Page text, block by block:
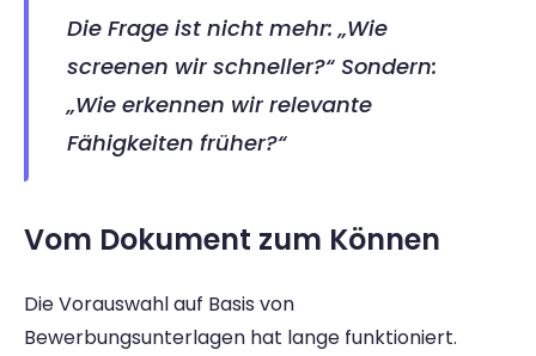
Die Frage ist nicht mehr: „Wie
screenen wir schneller?“ Sondern:
„Wie erkennen wir relevante
Fähigkeiten früher?“
Vom Dokument zum Können
Die Vorauswahl auf Basis von
Bewerbungsunterlagen hat lange funktioniert.